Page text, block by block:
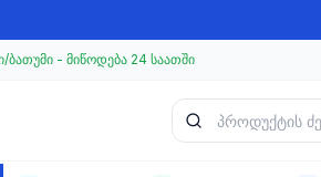
ბათუმი - მიწოდება 24 საათში
პროდუქტის ძებნა